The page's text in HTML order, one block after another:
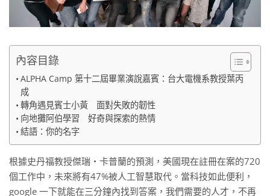
內容目錄
ALPHA Camp 第十二屆畢業演說嘉賓：台大電機系教授葉丙
成‍
‍轉角遇見賓士小黃 面對失敗的韌性
向地攤阿伯學習 好奇與探索的熱情
結語：你的名字
根據史丹福教授傑瑞・卡普蘭的預測，美國現在註冊在案的720
個工作中，未來將有47%被人工智慧取代。當科技如此便利，
google 一下就能在三分鐘內找到答案，我們需要的人才，不再